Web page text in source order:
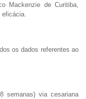
Mackenzie de Curitiba,
os dados referentes ao
semanas) via cesariana